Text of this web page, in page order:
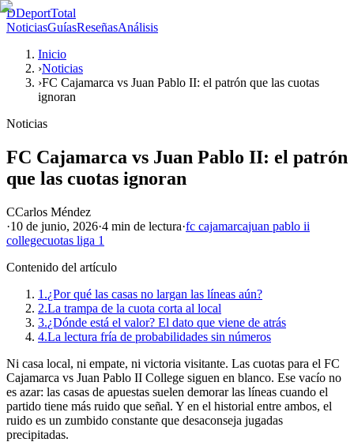
DDeportTotal
NoticiasGuíasReseñasAnálisis
Inicio
›Noticias
›FC Cajamarca vs Juan Pablo II: el patrón que las cuotas
ignoran
Noticias
FC Cajamarca vs Juan Pablo II: el patrón
que las cuotas ignoran
CCarlos Méndez
·10 de junio, 2026·4 min de lectura·fc cajamarcajuan pablo ii
collegecuotas liga 1
Contenido del artículo
1.¿Por qué las casas no largan las líneas aún?
2.La trampa de la cuota corta al local
3.¿Dónde está el valor? El dato que viene de atrás
4.La lectura fría de probabilidades sin números
Ni casa local, ni empate, ni victoria visitante. Las cuotas para el FC
Cajamarca vs Juan Pablo II College siguen en blanco. Ese vacío no
es azar: las casas de apuestas suelen demorar las líneas cuando el
partido tiene más ruido que señal. Y en el historial entre ambos, el
ruido es un zumbido constante que desaconseja jugadas
precipitadas.